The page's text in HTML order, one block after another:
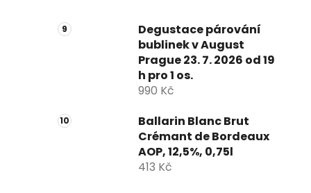
Degustace párování
bublinek v August
Prague 23. 7. 2026 od 19
h pro 1 os.
990 Kč
Ballarin Blanc Brut
Crémant de Bordeaux
AOP, 12,5%, 0,75l
413 Kč